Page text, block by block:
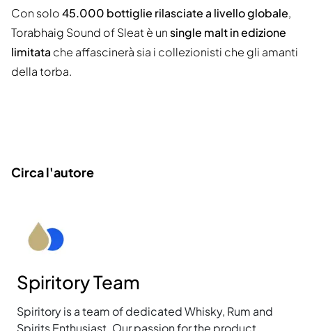
Con solo45.000 bottiglie rilasciate a livello globale,
Torabhaig Sound of Sleat è unsingle malt in edizione
limitata che affascinerà sia i collezionisti che gli amanti
della torba.
Circa l'autore
Spiritory Team
Spiritory is a team of dedicated Whisky, Rum and
Spirits Enthusiast. Our passion for the product,